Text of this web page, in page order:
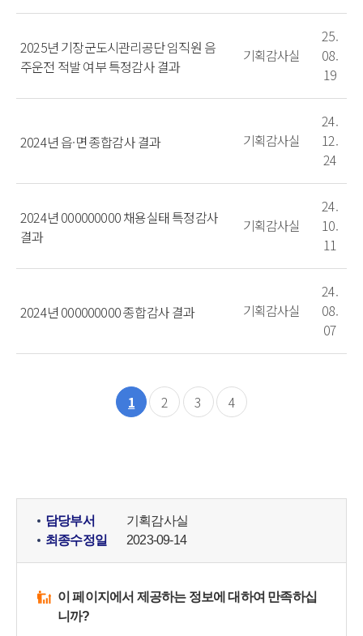
2025년 기장군도시관리공단 임직원 음
주운전 적발 여부 특정감사 결과
기획감사실
25.
08.
19
2024년 읍·면 종합감사 결과 기획감사실
24.
12.
24
2024년 000000000 채용실태 특정감사
결과
기획감사실
24.
10.
11
2024년 000000000 종합감사 결과 기획감사실
24.
08.
07
1 2 3 4
담당부서
기획감사실
최종수정일
2023-09-14
이 페이지에서 제공하는 정보에 대하여 만족하십
니까?